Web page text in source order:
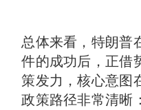
总体来看，特朗普
件的成功后，正借
策发力，核心意图
政策路径非常清晰